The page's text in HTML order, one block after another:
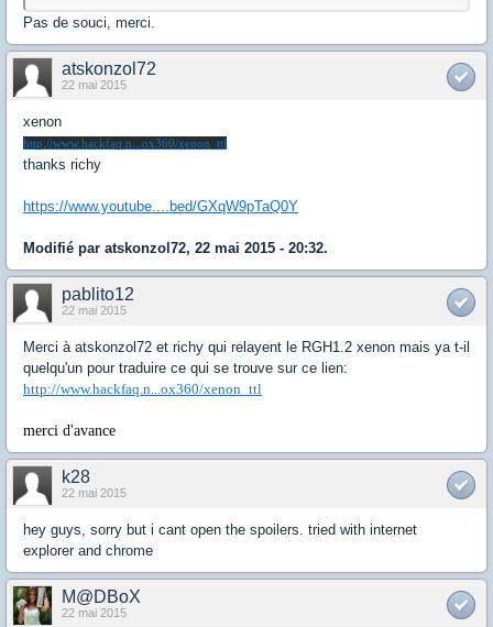
Pas de souci, merci.
atskonzol72
22 mai 2015
xenon
http://www.hackfaq.n...ox360/xenon_ttl
thanks richy
https://www.youtube....bed/GXqW9pTaQ0Y
Modifié par atskonzol72, 22 mai 2015 - 20:32.
pablito12
22 mai 2015
Merci à atskonzol72 et richy qui relayent le RGH1.2 xenon mais ya t-il
quelqu'un pour traduire ce qui se trouve sur ce lien:
http://www.hackfaq.n...ox360/xenon_ttl
merci d'avance
k28
22 mai 2015
hey guys, sorry but i cant open the spoilers. tried with internet
explorer and chrome
M@DBoX
22 mai 2015